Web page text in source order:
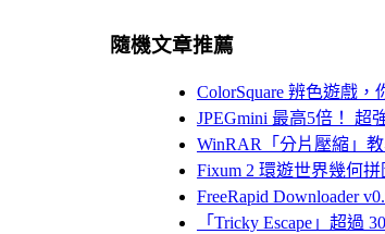
隨機文章推薦
ColorSquare 辨色遊戲
JPEGmini 最高5倍！ 超
WinRAR「分片壓縮」
Fixum 2 環遊世界幾何
FreeRapid Downloader
「Tricky Escape」超過